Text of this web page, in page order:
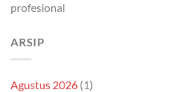
profesional
ARSIP
Agustus 2026 (1)